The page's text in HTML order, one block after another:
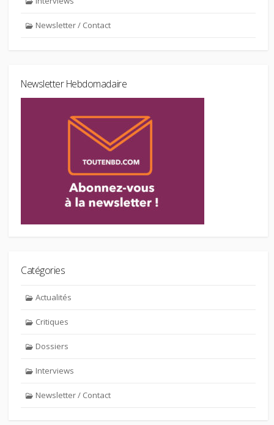
Newsletter / Contact
Newsletter Hebdomadaire
Catégories
Actualités
Critiques
Dossiers
Interviews
Newsletter / Contact